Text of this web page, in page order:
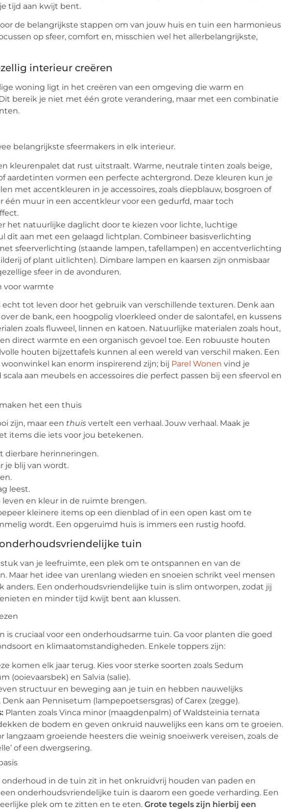
tijd aan kwijt bent.
de belangrijkste stappen om van jouw huis en tuin een harmonieus
op sfeer, comfort en, misschien wel het allerbelangrijkste,
interieur creëren
woning ligt in het creëren van een omgeving die warm en
bereik je niet met één grote verandering, maar met een combinatie
belangrijkste sfeermakers in elk interieur.
kleurenpalet dat rust uitstraalt. Warme, neutrale tinten zoals beige,
aardetinten vormen een perfecte achtergrond. Deze kleuren kun je
met accentkleuren in je accessoires, zoals diepblauw, bosgroen of
één muur in een accentkleur voor een gedurfd, maar toch
het natuurlijke daglicht door te kiezen voor lichte, luchtige
dit aan met een gelaagd lichtplan. Combineer basisverlichting
sfeerverlichting (staande lampen, tafellampen) en accentverlichting
of plant uitlichten). Dimbare lampen en kaarsen zijn onmisbaar
sfeer in de avonduren.
voor warmte
tot leven door het gebruik van verschillende texturen. Denk aan
de bank, een hoogpolig vloerkleed onder de salontafel, en kussens
zoals fluweel, linnen en katoen. Natuurlijke materialen zoals hout,
direct warmte en een organisch gevoel toe. Een robuuste houten
houten bijzettafels kunnen al een wereld van verschil maken. Een
kan enorm inspirerend zijn; bij Parel Wonen vind je
aan meubels en accessoires die perfect passen bij een sfeervol en
het een thuis
zijn, maar een thuis vertelt een verhaal. Jouw verhaal. Maak je
items die iets voor jou betekenen.
dierbare herinneringen.
je blij van wordt.
leest.
en kleur in de ruimte brengen.
kleinere items op een dienblad of in een open kast om te
wordt. Een opgeruimd huis is immers een rustig hoofd.
tuin
van je leefruimte, een plek om te ontspannen en van de
Maar het idee van urenlang wieden en snoeien schrikt veel mensen
anders. Een onderhoudsvriendelijke tuin is slim ontworpen, zodat jij
en minder tijd kwijt bent aan klussen.
is cruciaal voor een onderhoudsarme tuin. Ga voor planten die goed
en klimaatomstandigheden. Enkele toppers zijn:
komen elk jaar terug. Kies voor sterke soorten zoals Sedum
(ooievaarsbek) en Salvia (salie).
structuur en beweging aan je tuin en hebben nauwelijks
aan Pennisetum (lampepoetsersgras) of Carex (zegge).
Planten zoals Vinca minor (maagdenpalm) of Waldsteinia ternata
de bodem en geven onkruid nauwelijks een kans om te groeien.
langzaam groeiende heesters die weinig snoeiwerk vereisen, zoals de
of een dwergsering.
in de tuin zit in het onkruidvrij houden van paden en
een onderhoudsvriendelijke tuin is daarom een goede verharding. Een
plek om te zitten en te eten. Grote tegels zijn hierbij een